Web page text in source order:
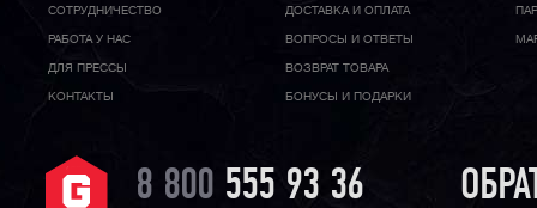
CОТРУДНИЧЕСТВО
РАБОТА У НАС
ДЛЯ ПРЕССЫ
КОНТАКТЫ
ДОСТАВКА И ОПЛАТА
ВОПРОСЫ И ОТВЕТЫ
ВОЗВРАТ ТОВАРА
БОНУСЫ И ПОДАРКИ
8 800 555 93 36